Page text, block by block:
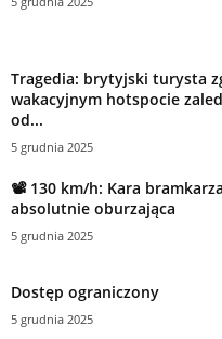
Tragedia: brytyjski turysta
wakacyjnym hotspocie
od...
5 grudnia 2025
📽 130 km/h: Kara
absolutnie oburzająca
5 grudnia 2025
Dostęp ograniczony
5 grudnia 2025